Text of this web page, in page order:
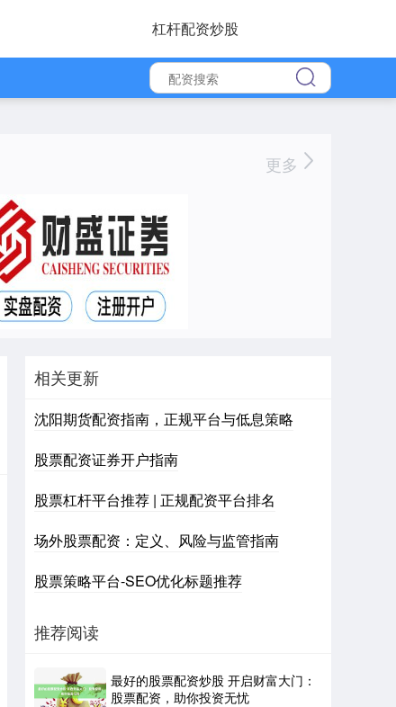
杠杆配资炒股
更多
相关更新
沈阳期货配资指南，正规平台与低息策略
股票配资证券开户指南
股票杠杆平台推荐 | 正规配资平台排名
场外股票配资：定义、风险与监管指南
股票策略平台-SEO优化标题推荐
推荐阅读
最好的股票配资炒股 开启财富大门：
股票配资，助你投资无忧